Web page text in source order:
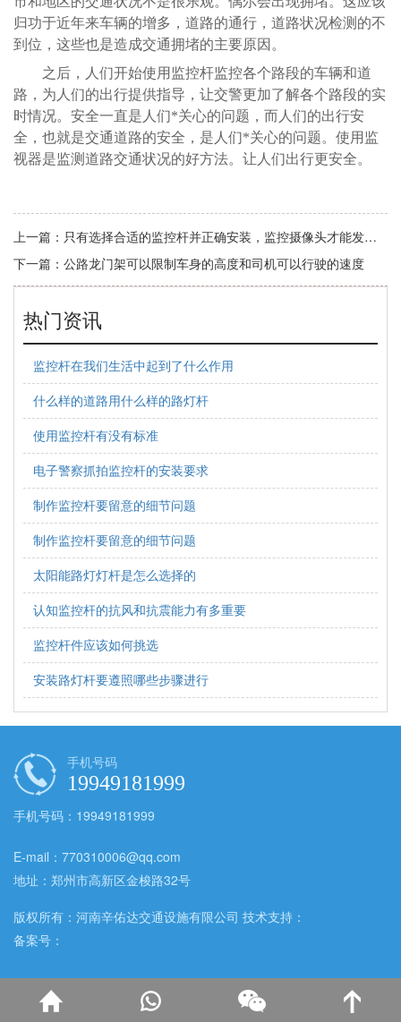
归功于近年来车辆的增多，道路的通行，道路状况检测的不
到位，这些也是造成交通拥堵的主要原因。
之后，人们开始使用监控杆监控各个路段的车辆和道
路，为人们的出行提供指导，让交警更加了解各个路段的实
时情况。安全一直是人们*关心的问题，而人们的出行安
全，也就是交通道路的安全，是人们*关心的问题。使用监
视器是监测道路交通状况的好方法。让人们出行更安全。
上一篇： 只有选择合适的监控杆并正确安装，监控摄像头才能发挥更好的作用
下一篇： 公路龙门架可以限制车身的高度和司机可以行驶的速度
热门资讯
监控杆在我们生活中起到了什么作用
什么样的道路用什么样的路灯杆
使用监控杆有没有标准
电子警察抓拍监控杆的安装要求
制作监控杆要留意的细节问题
制作监控杆要留意的细节问题
太阳能路灯灯杆是怎么选择的
认知监控杆的抗风和抗震能力有多重要
监控杆件应该如何挑选
安装路灯杆要遵照哪些步骤进行
手机号码
19949181999
手机号码：19949181999
E-mail：770310006@qq.com
地址：郑州市高新区金梭路32号
版权所有：河南辛佑达交通设施有限公司 技术支持：
备案号：